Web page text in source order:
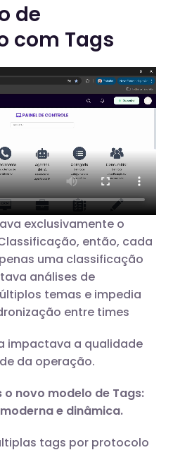
de
com Tags
exclusivamente o
então, cada
uma classificação
análises de
temas e impedia
entre times
impactava a qualidade
da operação.
novo modelo de Tags:
e dinâmica.
tags por protocolo